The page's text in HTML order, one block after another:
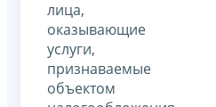
лица,
оказывающие
услуги,
признаваемые
объектом